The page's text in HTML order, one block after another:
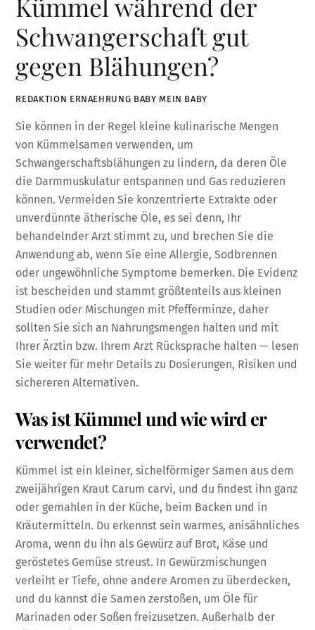
Kümmel während der
Schwangerschaft gut
gegen Blähungen?
REDAKTION ERNAEHRUNG BABY MEIN BABY
Sie können in der Regel kleine kulinarische Mengen
von Kümmelsamen verwenden, um
Schwangerschaftsblähungen zu lindern, da deren Öle
die Darmmuskulatur entspannen und Gas reduzieren
können. Vermeiden Sie konzentrierte Extrakte oder
unverdünnte ätherische Öle, es sei denn, Ihr
behandelnder Arzt stimmt zu, und brechen Sie die
Anwendung ab, wenn Sie eine Allergie, Sodbrennen
oder ungewöhnliche Symptome bemerken. Die Evidenz
ist bescheiden und stammt größtenteils aus kleinen
Studien oder Mischungen mit Pfefferminze, daher
sollten Sie sich an Nahrungsmengen halten und mit
Ihrer Ärztin bzw. Ihrem Arzt Rücksprache halten — lesen
Sie weiter für mehr Details zu Dosierungen, Risiken und
sichereren Alternativen.
Was ist Kümmel und wie wird er
verwendet?
Kümmel ist ein kleiner, sichelförmiger Samen aus dem
zweijährigen Kraut Carum carvi, und du findest ihn ganz
oder gemahlen in der Küche, beim Backen und in
Kräutermitteln. Du erkennst sein warmes, anisähnliches
Aroma, wenn du ihn als Gewürz auf Brot, Käse und
geröstetes Gemüse streust. In Gewürzmischungen
verleiht er Tiefe, ohne andere Aromen zu überdecken,
und du kannst die Samen zerstoßen, um Öle für
Marinaden oder Soßen freizusetzen. Außerhalb der